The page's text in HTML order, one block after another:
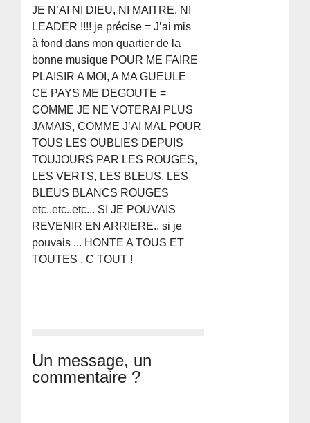
JE N’AI NI DIEU, NI MAITRE, NI
LEADER !!!! je précise = J’ai mis
à fond dans mon quartier de la
bonne musique POUR ME FAIRE
PLAISIR A MOI, A MA GUEULE
CE PAYS ME DEGOUTE =
COMME JE NE VOTERAI PLUS
JAMAIS, COMME J’AI MAL POUR
TOUS LES OUBLIES DEPUIS
TOUJOURS PAR LES ROUGES,
LES VERTS, LES BLEUS, LES
BLEUS BLANCS ROUGES
etc..etc..etc... SI JE POUVAIS
REVENIR EN ARRIERE.. si je
pouvais ... HONTE A TOUS ET
TOUTES , C TOUT !
Un message, un
commentaire ?